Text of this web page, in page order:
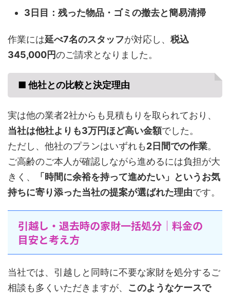
3日目：残った物品・ゴミの撤去と簡易清掃
作業には延べ7名のスタッフが対応し、 税込
345,000円のご請求となりました。
■ 他社との比較と決定理由
実は他の業者2社からも見積もりを取られており、
当社は他社よりも3万円ほど高い金額でした。
ただし、他社のプランはいずれも2日間での作業。
ご高齢のご本人が確認しながら進めるには負担が大
きく、
「時間に余裕を持って進めたい」というお気
持ちに寄り添った当社の提案が選ばれた理由です。
引越し・退去時の家財一括処分｜料金の
目安と考え方
当社では、引越しと同時に不要な家財を処分するご
相談も多くいただきますが、 このようなケースで